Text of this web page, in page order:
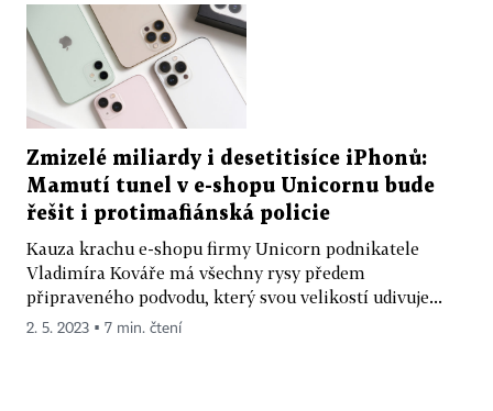
Zmizelé miliardy i desetitisíce iPhonů:
Mamutí tunel v e-shopu Unicornu bude
řešit i protimafiánská policie
Kauza krachu e-shopu firmy Unicorn podnikatele
Vladimíra Kováře má všechny rysy předem
připraveného podvodu, který svou velikostí udivuje...
2. 5. 2023 ▪ 7 min. čtení